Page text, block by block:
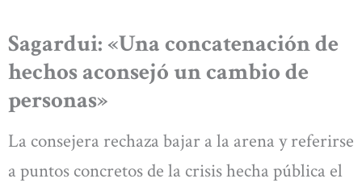
Sagardui: «Una concatenación de
hechos aconsejó un cambio de
personas»
La consejera rechaza bajar a la arena y referirse
a puntos concretos de la crisis hecha pública el